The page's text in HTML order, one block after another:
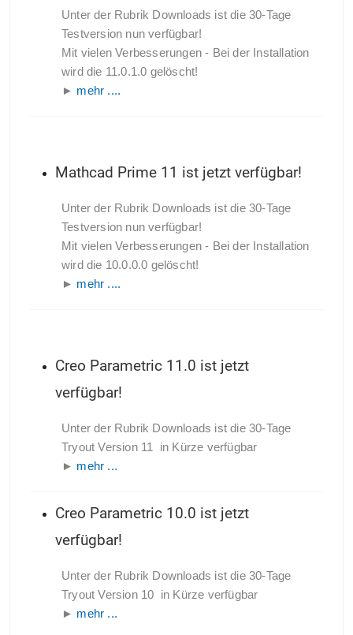
Unter der Rubrik Downloads ist die 30-Tage
Testversion nun verfügbar!
Mit vielen Verbesserungen - Bei der Installation
wird die 11.0.1.0 gelöscht!
► mehr ....
Mathcad Prime 11 ist jetzt verfügbar!
Unter der Rubrik Downloads ist die 30-Tage
Testversion nun verfügbar!
Mit vielen Verbesserungen - Bei der Installation
wird die 10.0.0.0 gelöscht!
► mehr ....
Creo Parametric 11.0 ist jetzt
verfügbar!
Unter der Rubrik Downloads ist die 30-Tage
Tryout Version 11 in Kürze verfügbar
► mehr ...
Creo Parametric 10.0 ist jetzt
verfügbar!
Unter der Rubrik Downloads ist die 30-Tage
Tryout Version 10 in Kürze verfügbar
► mehr ...